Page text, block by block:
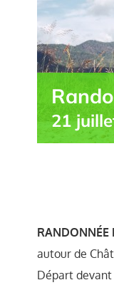
21
RANDONNÉE
autour de
Départ